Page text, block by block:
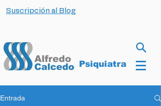
Suscripción al Blog
Psiquiatra
Entrada